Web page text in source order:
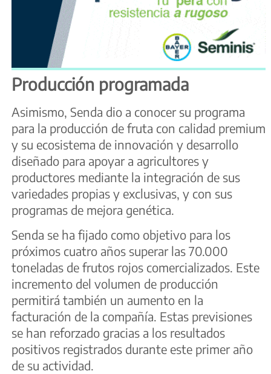
Producción programada
Asimismo, Senda dio a conocer su programa
para la producción de fruta con calidad premium
y su ecosistema de innovación y desarrollo
diseñado para apoyar a agricultores y
productores mediante la integración de sus
variedades propias y exclusivas, y con sus
programas de mejora genética.
Senda se ha fijado como objetivo para los
próximos cuatro años superar las 70.000
toneladas de frutos rojos comercializados. Este
incremento del volumen de producción
permitirá también un aumento en la
facturación de la compañía. Estas previsiones
se han reforzado gracias a los resultados
positivos registrados durante este primer año
de su actividad.